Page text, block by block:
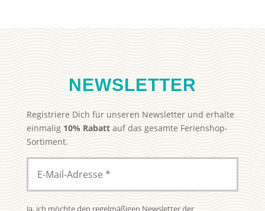
NEWSLETTER
Registriere Dich für unseren Newsletter und erhalte
einmalig 10% Rabattauf das gesamte Ferienshop-
Sortiment.
Ja, ich möchte den regelmäßigen Newsletter der